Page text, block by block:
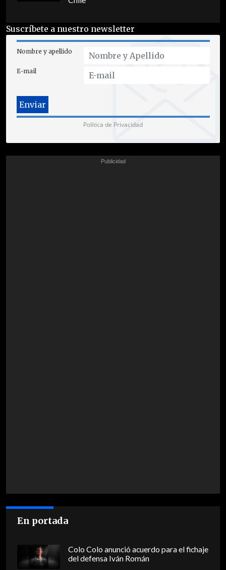
Suscríbete a nuestro newsletter
Nombre y apellido
E-mail
Política de Privacidad
En portada
Colo Colo anunció acuerdo para el fichaje
del defensa Iván Román